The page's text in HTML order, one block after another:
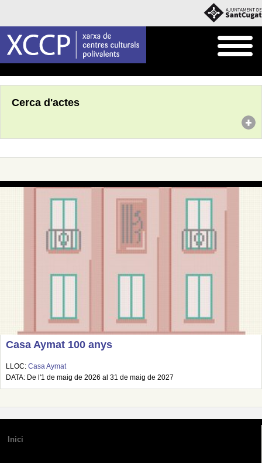
Cerca d'actes
Casa Aymat 100 anys
LLOC: Casa Aymat
DATA: De l'1 de maig de 2026 al 31 de maig de 2027
Inici